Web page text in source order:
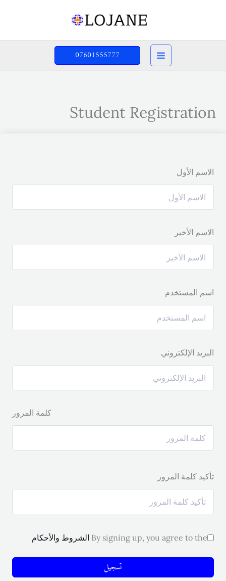
07601555777
Student Registration
الاسم الأول
الاسم الأخير
اسم المستخدم
البريد الإلكتروني
كلمة المرور
تأكيد كلمة المرور
By signing up, you agree to the الشروط والأحكام
تسجيل